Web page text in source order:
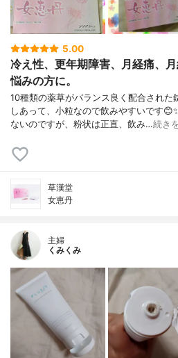
5.00
冷え性、更年期障害、月経痛、
悩みの方に。
10種類の薬草がバランス良く配合された
しあって、小粒なので飲みやすいです
ないのですが、粉状は正直、飲み…続き
草漢堂
女恵丹
主婦
くみくみ